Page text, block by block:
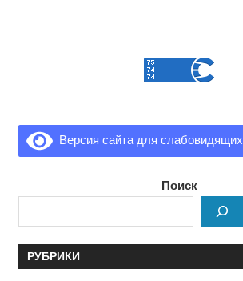
Версия сайта для слабовидящих
Поиск
РУБРИКИ